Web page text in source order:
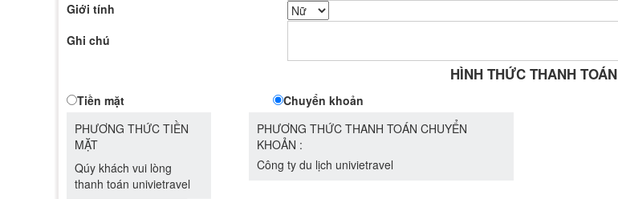
Giới tính
Ghi chú
HÌNH THỨC THANH TOÁN
Tiền mặt
Chuyển khoản
PHƯƠNG THỨC TIỀN
MẶT
Qúy khách vui lòng
thanh toán univietravel
PHƯƠNG THỨC THANH TOÁN CHUYỂN
KHOẢN :
Công ty du lịch univietravel